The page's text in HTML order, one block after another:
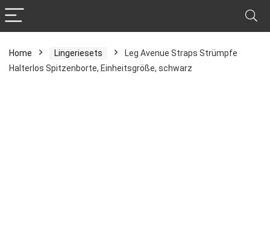
Home Lingeriesets
Leg Avenue Straps Strümpfe
Halterlos Spitzenborte, Einheitsgröße, schwarz